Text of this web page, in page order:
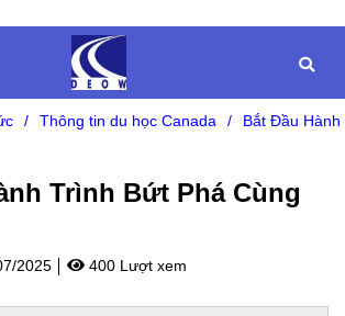
/ Thông tin du học Canada / Bắt Đầu Hành
Trình Bứt Phá Cùng
2025 400 Lượt xem